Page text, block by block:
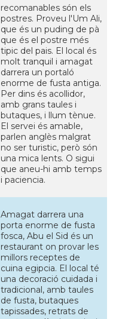
recomanables són els
postres. Proveu l'Um Ali,
que és un puding de pà
que és el postre més
tipic del pais. El local és
molt tranquil i amagat
darrera un portaló
enorme de fusta antiga.
Per dins és acollidor,
amb grans taules i
butaques, i llum tènue.
El servei és amable,
parlen anglès malgrat
no ser turistic, però són
una mica lents. O sigui
que aneu-hi amb temps
i paciencia.
Amagat darrera una
porta enorme de fusta
fosca, Abu el Sid és un
restaurant on provar les
millors receptes de
cuina egipcia. El local té
una decoració cuidada i
tradicional, amb taules
de fusta, butaques
tapissades, retrats de